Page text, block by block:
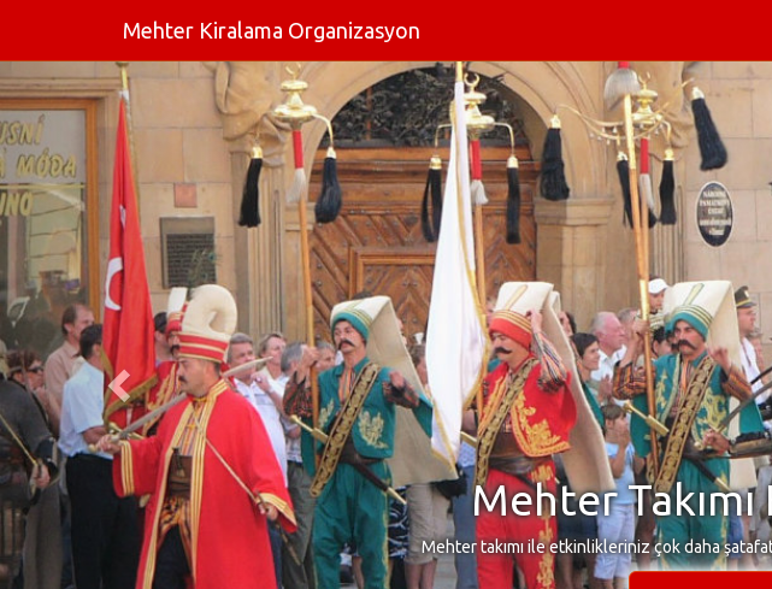
Mehter Kiralama Organizasyon
Mehter
Mehter takımı ile etkinlikleriniz çok daha